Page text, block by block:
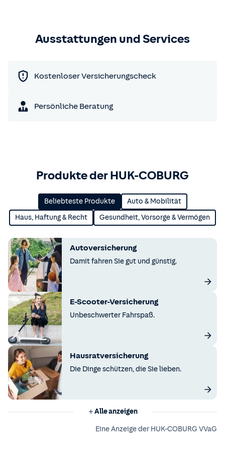
Ausstattungen und Services
Kostenloser Versicherungscheck
Persönliche Beratung
Produkte der HUK-COBURG
Beliebteste Produkte Auto & Mobilität
Haus, Haftung & Recht Gesundheit, Vorsorge & Vermögen
Autoversicherung
Damit fahren Sie gut und günstig.
E-Scooter-Versicherung
Unbeschwerter Fahrspaß.
Hausratversicherung
Die Dinge schützen, die Sie lieben.
Alle anzeigen
Eine Anzeige der HUK-COBURG VVaG